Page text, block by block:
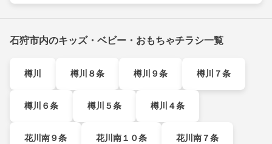
石狩市内のキッズ・ベビー・おもちゃチラシ一覧
樽川 樽川８条 樽川９条 樽川７条
樽川６条 樽川５条 樽川４条
花川南９条 花川南１０条 花川南７条